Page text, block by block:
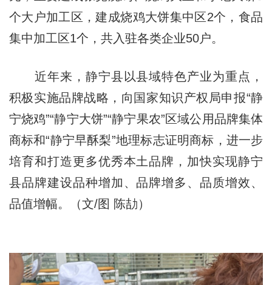
个大户加工区，建成烧鸡大饼集中区2个，食品
集中加工区1个，共入驻各类企业50户。
近年来，静宁县以县域特色产业为重点，
积极实施品牌战略，向国家知识产权局申报“静
宁烧鸡”“静宁大饼”“静宁果农”区域公用品牌集体
商标和“静宁早酥梨”地理标志证明商标，进一步
培育和打造更多优秀本土品牌，加快实现静宁
县品牌建设品种增加、品牌增多、品质增效、
品值增幅。（文/图 陈劼）